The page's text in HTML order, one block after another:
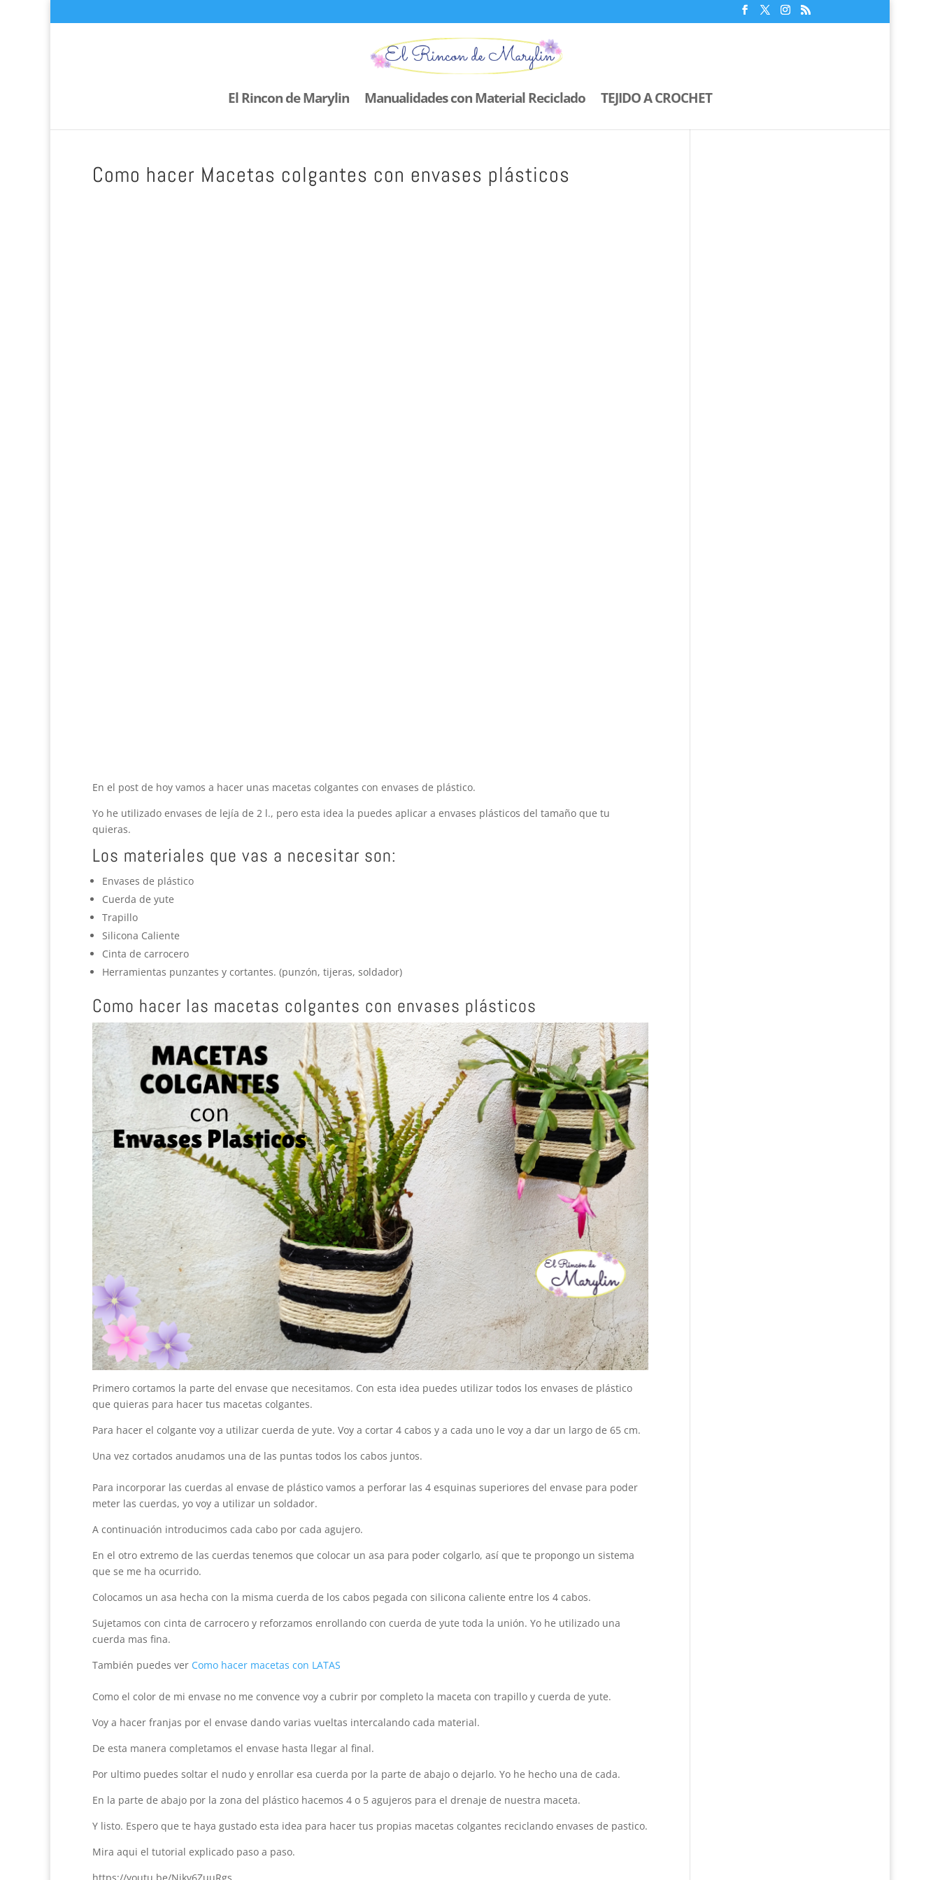
El Rincon de Marylin Manualidades con Material Reciclado TEJIDO A CROCHET
Como hacer Macetas colgantes con envases plásticos
En el post de hoy vamos a hacer unas macetas colgantes con envases de plástico.
Yo he utilizado envases de lejía de 2 l., pero esta idea la puedes aplicar a envases plásticos del tamaño que tu
quieras.
Los materiales que vas a necesitar son:
Envases de plástico
Cuerda de yute
Trapillo
Silicona Caliente
Cinta de carrocero
Herramientas punzantes y cortantes. (punzón, tijeras, soldador)
Como hacer las macetas colgantes con envases plásticos
Primero cortamos la parte del envase que necesitamos. Con esta idea puedes utilizar todos los envases de plástico
que quieras para hacer tus macetas colgantes.
Para hacer el colgante voy a utilizar cuerda de yute. Voy a cortar 4 cabos y a cada uno le voy a dar un largo de 65 cm.
Una vez cortados anudamos una de las puntas todos los cabos juntos.
Para incorporar las cuerdas al envase de plástico vamos a perforar las 4 esquinas superiores del envase para poder
meter las cuerdas, yo voy a utilizar un soldador.
A continuación introducimos cada cabo por cada agujero.
En el otro extremo de las cuerdas tenemos que colocar un asa para poder colgarlo, así que te propongo un sistema
que se me ha ocurrido.
Colocamos un asa hecha con la misma cuerda de los cabos pegada con silicona caliente entre los 4 cabos.
Sujetamos con cinta de carrocero y reforzamos enrollando con cuerda de yute toda la unión. Yo he utilizado una
cuerda mas fina.
También puedes ver Como hacer macetas con LATAS
Como el color de mi envase no me convence voy a cubrir por completo la maceta con trapillo y cuerda de yute.
Voy a hacer franjas por el envase dando varias vueltas intercalando cada material.
De esta manera completamos el envase hasta llegar al final.
Por ultimo puedes soltar el nudo y enrollar esa cuerda por la parte de abajo o dejarlo. Yo he hecho una de cada.
En la parte de abajo por la zona del plástico hacemos 4 o 5 agujeros para el drenaje de nuestra maceta.
Y listo. Espero que te haya gustado esta idea para hacer tus propias macetas colgantes reciclando envases de pastico.
Mira aqui el tutorial explicado paso a paso.